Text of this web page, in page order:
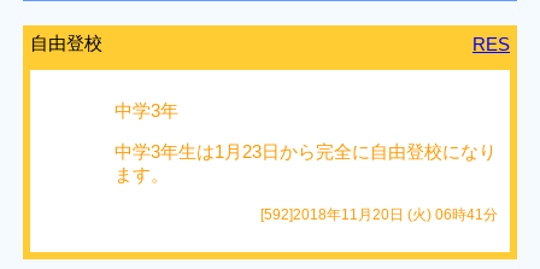
自由登校 RES
中学3年
中学3年生は1月23日から完全に自由登校になり
ます。
[592]2018年11月20日 (火) 06時41分